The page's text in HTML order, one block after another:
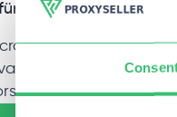
ohne Sperren
&
&